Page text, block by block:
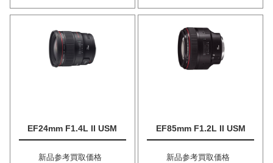
EF24mm F1.4L II USM
新品参考買取価格
EF85mm F1.2L II USM
新品参考買取価格